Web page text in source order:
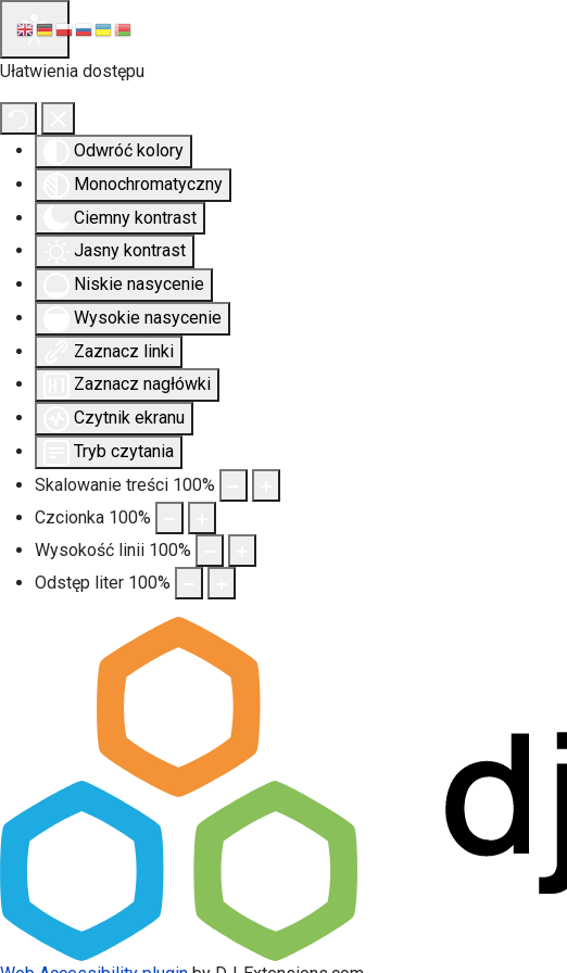
Ułatwienia dostępu
Odwróć kolory
Monochromatyczny
Ciemny kontrast
Jasny kontrast
Niskie nasycenie
Wysokie nasycenie
Zaznacz linki
Zaznacz nagłówki
Czytnik ekranu
Tryb czytania
Skalowanie treści 100%
Czcionka 100%
Wysokość linii 100%
Odstęp liter 100%